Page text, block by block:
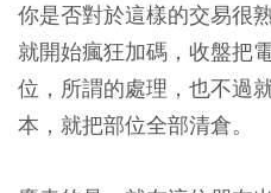
你是否對於這樣的交易很
就開始瘋狂加碼，收盤把
位，所謂的處理，也不過
本，就把部位全部清倉。